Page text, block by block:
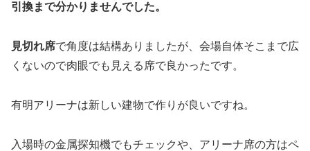
引換まで分かりませんでした。
見切れ席で角度は結構ありましたが、会場自体そこまで広
くないので肉眼でも見える席で良かったです。
有明アリーナは新しい建物で作りが良いですね。
入場時の金属探知機でもチェックや、アリーナ席の方はペ